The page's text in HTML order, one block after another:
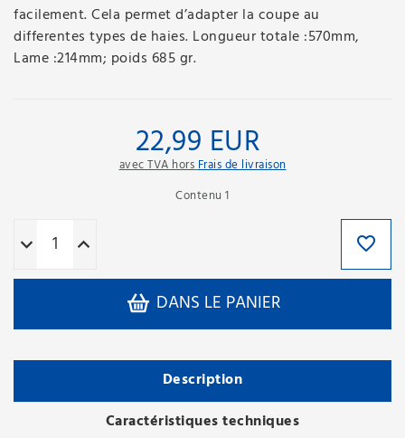
facilement. Cela permet d’adapter la coupe au
differentes types de haies. Longueur totale :570mm,
Lame :214mm; poids 685 gr.
22,99 EUR
avec TVA horsFrais de livraison
Contenu1
DANS LE PANIER
Description
Caractéristiques techniques